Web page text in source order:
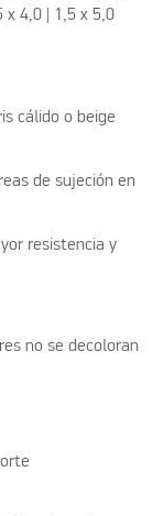
x 4,0 | 1,5 x 5,0
cálido o beige
de sujeción en
resistencia y
no se decoloran